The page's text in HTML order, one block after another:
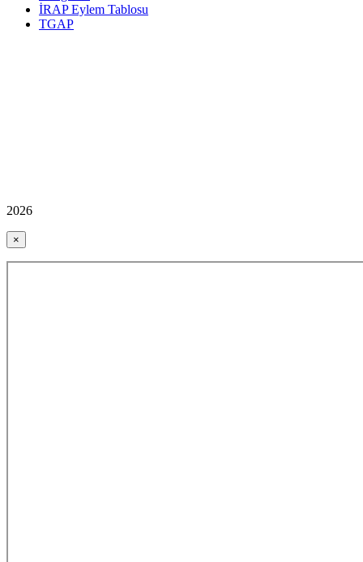
İRAP Eylem Tablosu
TGAP
2026
×